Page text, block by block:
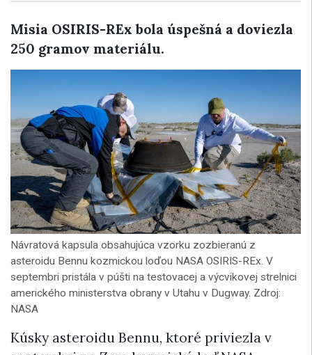
Misia OSIRIS-REx bola úspešná a doviezla
250 gramov materiálu.
Návratová kapsula obsahujúca vzorku zozbieranú z
asteroidu Bennu kozmickou loďou NASA OSIRIS-REx. V
septembri pristála v púšti na testovacej a výcvikovej strelnici
amerického ministerstva obrany v Utahu v Dugway. Zdroj:
NASA
Kúsky asteroidu Bennu, ktoré priviezla v